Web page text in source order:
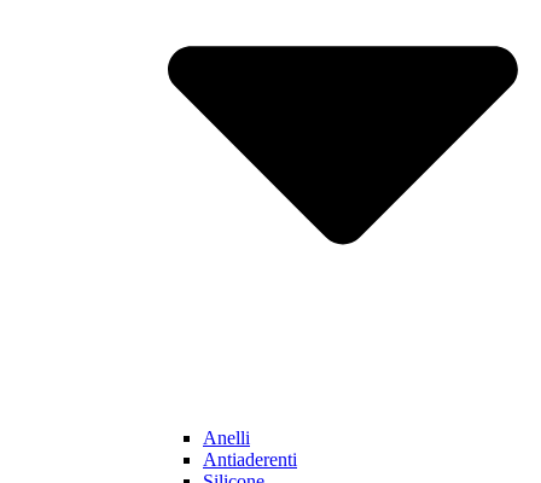
Anelli
Antiaderenti